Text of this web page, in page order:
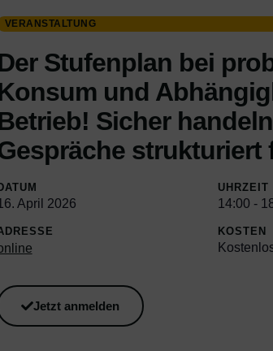
VERANSTALTUNG
Stufenplan bei
und
Sicher
strukturiert
DATUM
April 2026
UHRZEIT
14:00 -
KOSTEN
Jetzt anmelden